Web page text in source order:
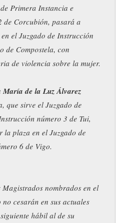
Primera Instancia e
de Corcubión, pasará a
el Juzgado de Instrucción
de Compostela, con
de violencia sobre la mujer.
María de la Luz Álvarez
que sirve el Juzgado de
número 3 de Tui,
la plaza en el Juzgado de
6 de Vigo.
Magistrados nombrados en el
cesarán en sus actuales
hábil al de su